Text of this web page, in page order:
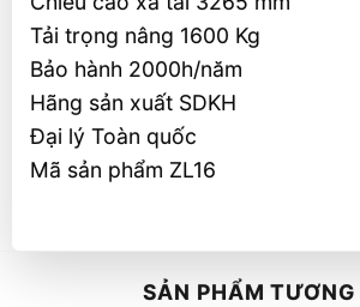
Tải trọng nâng 1600 Kg
Bảo hành 2000h/năm
Hãng sản xuất SDKH
Đại lý Toàn quốc
Mã sản phẩm ZL16
SẢN PHẨM